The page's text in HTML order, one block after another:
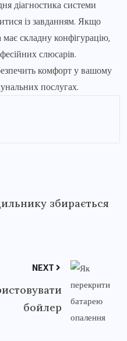
діагностика системи
із завданням. Якщо
складну конфігурацію,
слюсарів.
комфорт у вашому
послугах.
збирається
NEXT
бойлер